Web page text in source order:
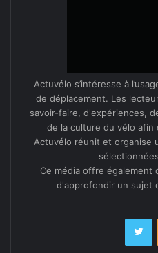
Actuvélo s’intéresse à
de déplacement. Les
savoir-faire, d'expériences,
de la culture du vélo afin
Actuvélo réunit et organise
Ce média offre également
d'approfondir un sujet